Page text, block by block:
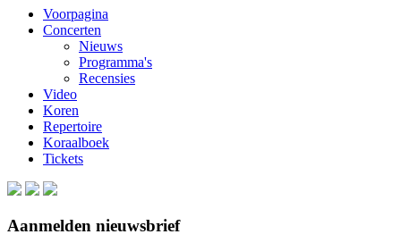
Voorpagina
Concerten
Nieuws
Programma's
Recensies
Video
Koren
Repertoire
Koraalboek
Tickets
Aanmelden nieuwsbrief